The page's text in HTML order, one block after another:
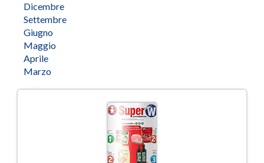
Dicembre
Settembre
Giugno
Maggio
Aprile
Marzo